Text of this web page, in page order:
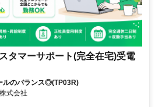
タマーサポート(完全在宅)受電
ルのバランス◎(TP03R)
式会社